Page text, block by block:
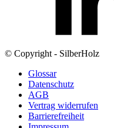
© Copyright - SilberHolz
Glossar
Datenschutz
AGB
Vertrag widerrufen
Barrierefreiheit